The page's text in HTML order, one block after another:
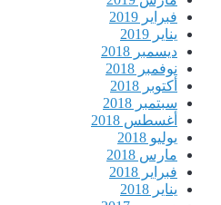
فبراير 2019
يناير 2019
ديسمبر 2018
نوفمبر 2018
أكتوبر 2018
سبتمبر 2018
أغسطس 2018
يوليو 2018
مارس 2018
فبراير 2018
يناير 2018